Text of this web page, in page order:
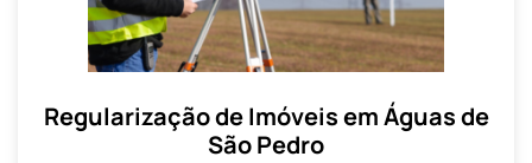
Regularização de Imóveis em Águas de
São Pedro